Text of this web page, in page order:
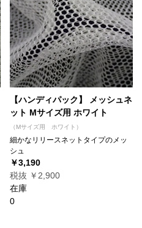
【ハンディパック】 メッシュネ
ット Mサイズ用 ホワイト
（Mサイズ用 ホワイト）
細かなリリースネットタイプのメッ
シュ
￥3,190
税抜 ￥2,900
在庫
0